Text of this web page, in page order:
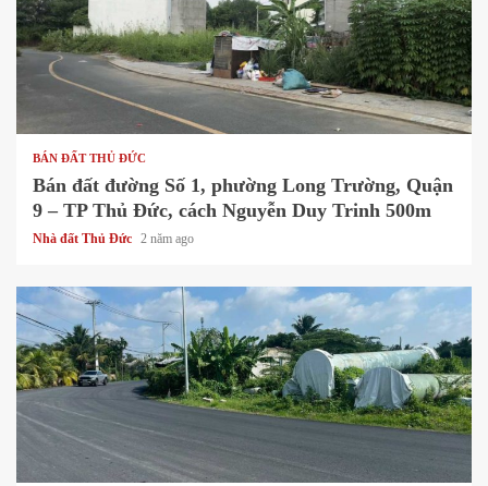
1 min read
BÁN ĐẤT THỦ ĐỨC
Bán đất đường Số 1, phường Long Trường, Quận
9 – TP Thủ Đức, cách Nguyễn Duy Trinh 500m
Nhà đất Thủ Đức 2 năm ago
1 min read